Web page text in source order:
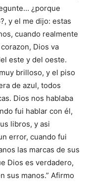
¿porque
y el me dijo: estas
cuando realmente
Dios va
este y del oeste.
brilloso, y el piso
de azul, todos
Dios nos hablaba
fui hablar con él,
libros, y asi
error, cuando fui
las marcas de sus
Dios es verdadero,
sus manos.” Afirmo